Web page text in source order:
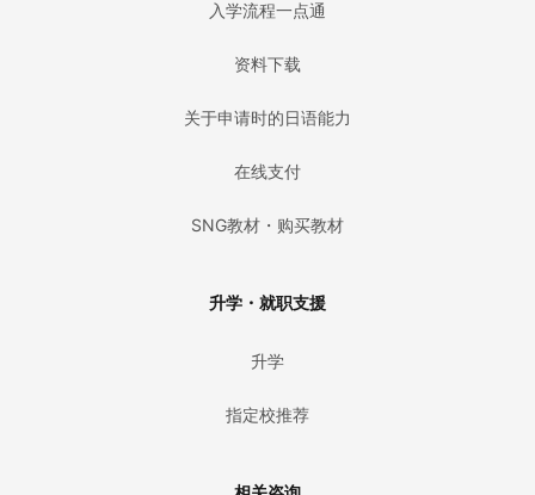
入学流程一点通
资料下载
关于申请时的日语能力
在线支付
SNG教材・购买教材
升学・就职支援
升学
指定校推荐